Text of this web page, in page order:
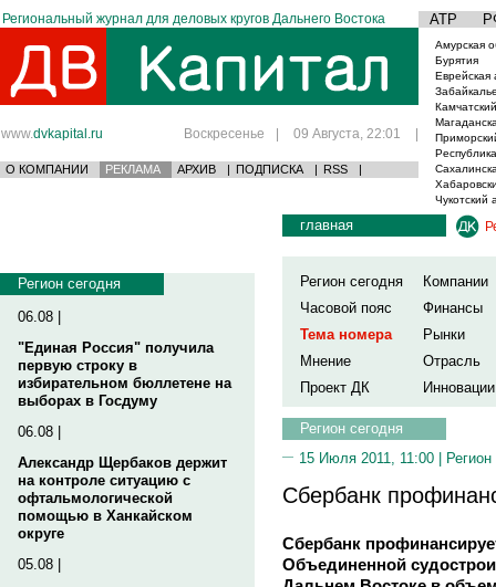
Региональный журнал для деловых кругов Дальнего Востока АТР
www.dvkapital.ru Воскресенье | 09 Августа, 22:01 |
О КОМПАНИИ РЕКЛАМА АРХИВ | ПОДПИСКА | RSS |
Амурская
Бурятия
Еврейская
Чукотский
Регион сегодня
06.08 |
"Единая Россия" получила
первую строку в
избирательном бюллетене на
выборах в Госдуму
06.08 |
Александр Щербаков держит
на контроле ситуацию с
офтальмологической
помощью в Ханкайском
округе
05.08 |
главная
Регион сегодня
Компании
Часовой пояс
Финансы
Тема номера
Рынки
Мнение
Отрасль
Проект ДК
Инновации
Регион сегодня
15 Июля 2011, 11:00 | Регион
Сбербанк
Сбербанк
Объединенной